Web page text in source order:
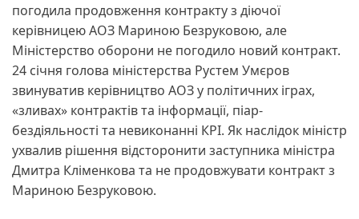
погодила продовження контракту з діючої
керівницею АОЗ Мариною Безруковою, але
Міністерство оборони не погодило новий контракт.
24 січня голова міністерства Рустем Умєров
звинуватив керівництво АОЗ у політичних іграх,
«зливах» контрактів та інформації, піар-
бездіяльності та невиконанні КРІ. Як наслідок міністр
ухвалив рішення відсторонити заступника міністра
Дмитра Кліменкова та не продовжувати контракт з
Мариною Безруковою.